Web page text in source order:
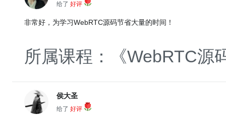
给了 好评
非常好，为学习WebRTC源码节省大量的时间！
所属课程：《WebRTC源
侯大圣
给了 好评